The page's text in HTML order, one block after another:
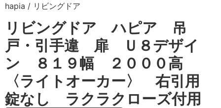
hapia / リビングドア
リビングドア ハピア 吊
戸・引手違 扉 Ｕ８デザイ
ン ８１９幅 ２０００高
〈ライトオーカー〉 右引用
錠なし ラクラクローズ付用